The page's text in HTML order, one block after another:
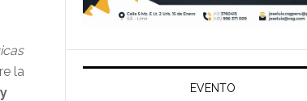
la
EVENTO